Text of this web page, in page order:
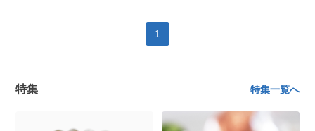
1
特集 特集一覧へ